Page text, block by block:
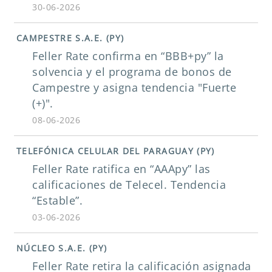
30-06-2026
CAMPESTRE S.A.E. (PY)
Feller Rate confirma en “BBB+py” la
solvencia y el programa de bonos de
Campestre y asigna tendencia "Fuerte
(+)".
08-06-2026
TELEFÓNICA CELULAR DEL PARAGUAY (PY)
Feller Rate ratifica en “AAApy” las
calificaciones de Telecel. Tendencia
“Estable”.
03-06-2026
NÚCLEO S.A.E. (PY)
Feller Rate retira la calificación asignada